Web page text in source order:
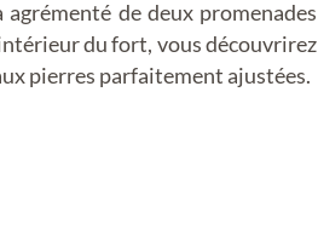
de deux promenades
du fort, vous découvrirez
pierres parfaitement ajustées.